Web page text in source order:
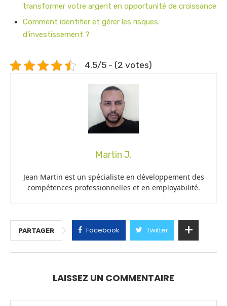
transformer votre argent en opportunité de croissance
Comment identifier et gérer les risques
d’investissement ?
4.5/5 - (2 votes)
Martin J.
Jean Martin est un spécialiste en développement des
compétences professionnelles et en employabilité.
PARTAGER Facebook Twitter
LAISSEZ UN COMMENTAIRE